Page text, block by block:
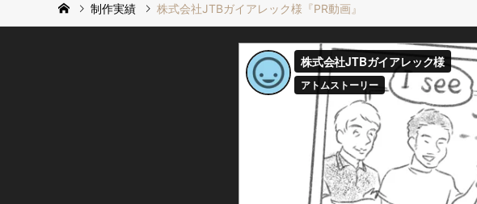
制作実績 株式会社JTBガイアレック様『PR動画』